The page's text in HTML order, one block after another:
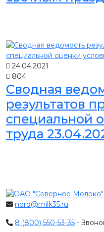
24.04.2021
804
Сводная
результатов
специальной
труда
nord@milk35.ru
8 (800) 550-53-35 -